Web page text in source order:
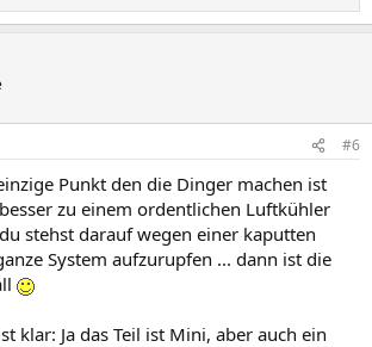
#6
Punkt den die Dinger machen ist
zu einem ordentlichen Luftkühler
stehst darauf wegen einer kaputten
System aufzurupfen ... dann ist die
klar: Ja das Teil ist Mini, aber auch ein